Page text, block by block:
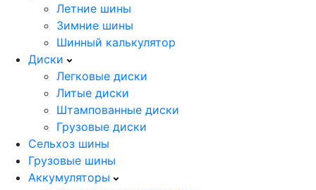
Летние шины
Зимние шины
Шинный калькулятор
Диски
Легковые диски
Литые диски
Штампованные диски
Грузовые диски
Сельхоз шины
Грузовые шины
Аккумуляторы